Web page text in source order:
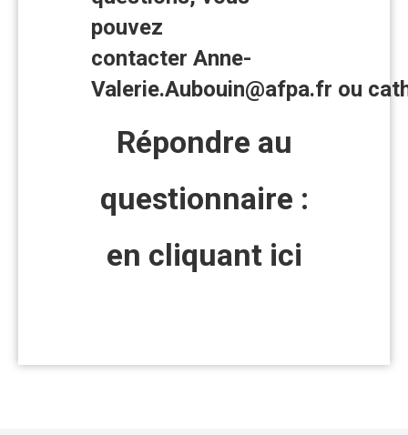
pouvez
contacter Anne-
Valerie.Aubouin@afpa.fr ou
Répondre au
questionnaire :
en cliquant ici